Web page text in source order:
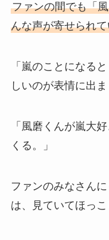
ファンの間でも「
んな声が寄せられ
「嵐のことになる
しいのが表情に出
「風磨くんが嵐大
くる。」
ファンのみなさん
は、見ていてほっこ